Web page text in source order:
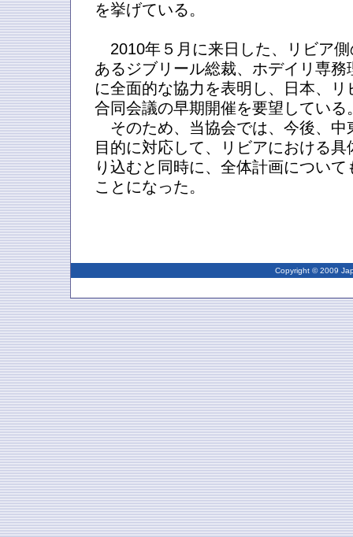
を挙げている。
2010年５月に来日した、リビア
あるジブリール総裁、ホデイリ専
に全面的な協力を表明し、日本、
合同会議の早期開催を要望している
そのため、当協会では、今後、中
目的に対応して、リビアにおける
り込むと同時に、全体計画につい
ことになった。
Copyright © 2009